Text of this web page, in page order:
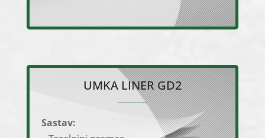
UMKA LINER GD2
Sastav: